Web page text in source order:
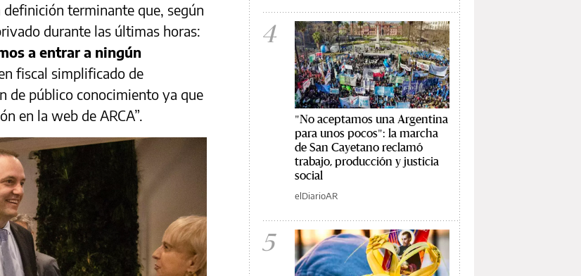
terminante que, según
durante las últimas horas:
a entrar a ningún
fiscal simplificado de
de público conocimiento ya que
en la web de ARCA”.
4
"No aceptamos una Argentina
para unos pocos": la marcha
de San Cayetano reclamó
trabajo, producción y justicia
social
elDiarioAR
5